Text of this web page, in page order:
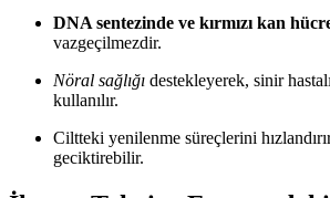
DNA sentezinde ve kırmızı kan
vazgeçilmezdir.
Nöral sağlığı destekleyerek, sinir
kullanılır.
Ciltteki yenilenme süreçlerini
geciktirebilir.